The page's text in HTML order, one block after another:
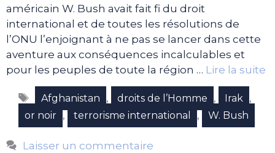
américain W. Bush avait fait fi du droit
international et de toutes les résolutions de
l’ONU l’enjoignant à ne pas se lancer dans cette
aventure aux conséquences incalculables et
pour les peuples de toute la région … Lire la suite
Étiquettes
Afghanistan , droits de l’Homme , Irak ,
or noir , terrorisme international , W. Bush
Laisser un commentaire